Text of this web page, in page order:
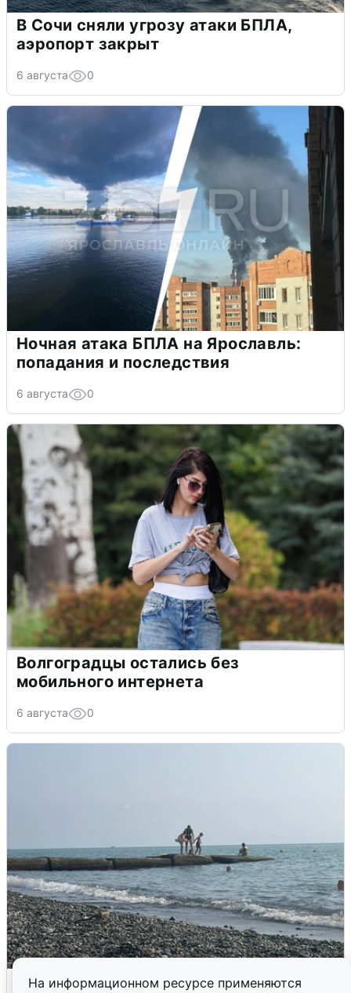
На информационном ресурсе применяются
В Сочи сняли угрозу атаки БПЛА,
аэропорт закрыт
6 августа 0
Ночная атака БПЛА на Ярославль:
попадания и последствия
6 августа 0
Волгоградцы остались без
мобильного интернета
6 августа 0
Сирены в Сочи: новая угроза БПЛА